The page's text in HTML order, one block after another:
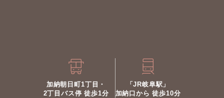
加納朝日町1丁目・
2丁目バス停 徒歩1分
「JR岐阜駅」
加納口から 徒歩10分